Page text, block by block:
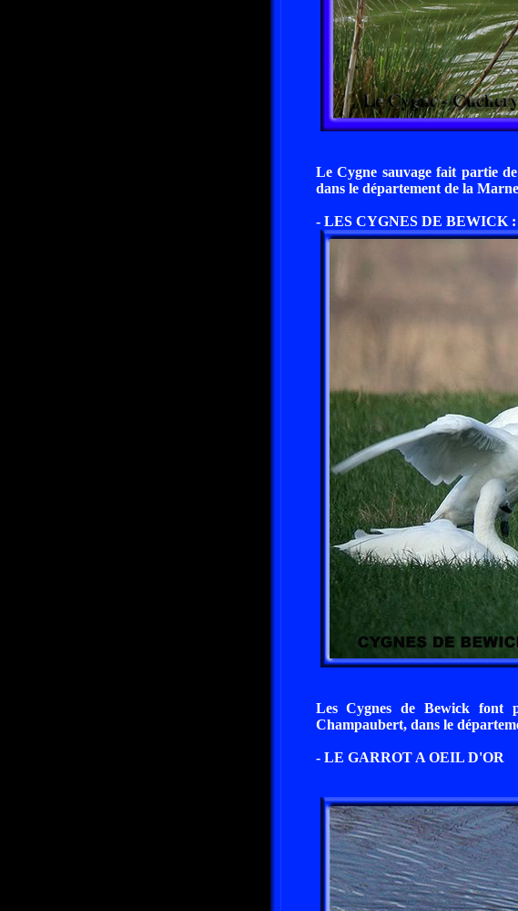
Le Cygne sauvage fait partie
dans le département de la
- LES CYGNES DE BEWICK :
Les Cygnes de Bewick font
Champaubert, dans le
- LE GARROT A OEIL D'OR